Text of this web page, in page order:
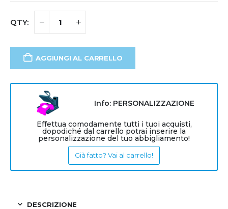
AGGIUNGI AL CARRELLO
Info: PERSONALIZZAZIONE
Effettua comodamente tutti i tuoi acquisti,
dopodiché dal carrello potrai inserire la
personalizzazione del tuo abbigliamento!
Già fatto? Vai al carrello!
DESCRIZIONE